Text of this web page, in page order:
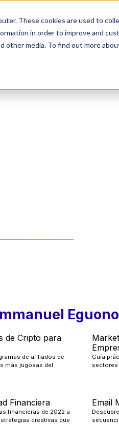
These cookies are used to
in order to improve and
media. To find out more
Soluciones
Eguono
de Cripto para
de afiliados de
más jugosas del
Guía
sectores
Financiera
financieras de 2022 a
creativas que
Email